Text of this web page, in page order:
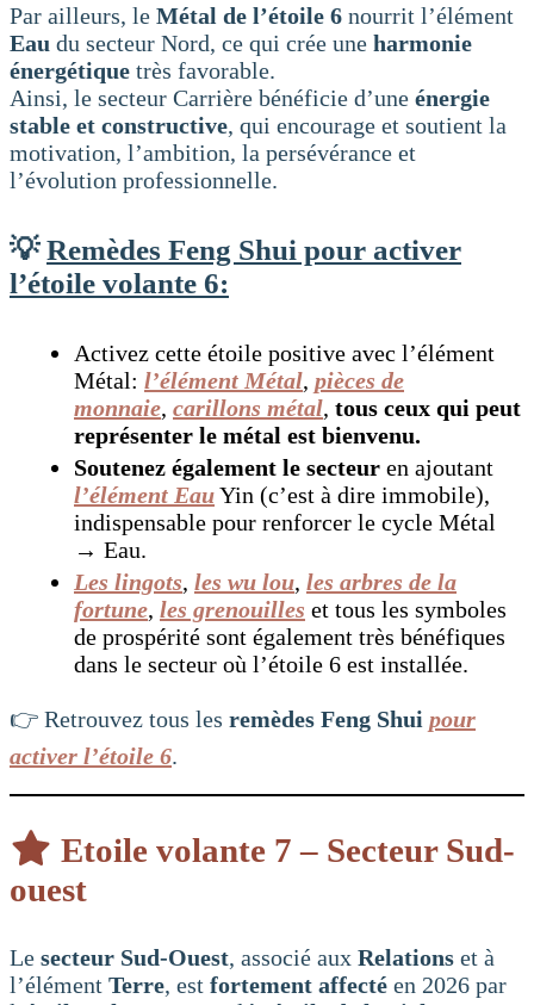
Par ailleurs, le Métal de l’étoile 6 nourrit l’élément
Eau du secteur Nord, ce qui crée une harmonie
énergétique très favorable.
Ainsi, le secteur Carrière bénéficie d’une énergie
stable et constructive, qui encourage et soutient la
motivation, l’ambition, la persévérance et
l’évolution professionnelle.
💡Remèdes Feng Shui pour activer
l’étoile volante 6:
Activez cette étoile positive avec l’élément
Métal: l’élément Métal, pièces de
monnaie, carillons métal, tous ceux qui peut
représenter le métal est bienvenu.
Soutenez également le secteur en ajoutant
l’élément EauYin (c’est à dire immobile),
indispensable pour renforcer le cycle Métal
→ Eau.
Les lingots, les wu lou, les arbres de la
fortune, les grenouilles et tous les symboles
de prospérité sont également très bénéfiques
dans le secteur où l’étoile 6 est installée.
👉 Retrouvez tous les remèdes Feng Shui pour
activer l’étoile 6.
Etoile volante 7 – Secteur Sud-
ouest
Le secteur Sud-Ouest, associé aux Relations et à
l’élément Terre, est fortement affecté en 2026 par